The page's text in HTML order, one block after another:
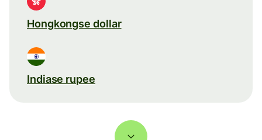
Hongkongse dollar
Indiase rupee